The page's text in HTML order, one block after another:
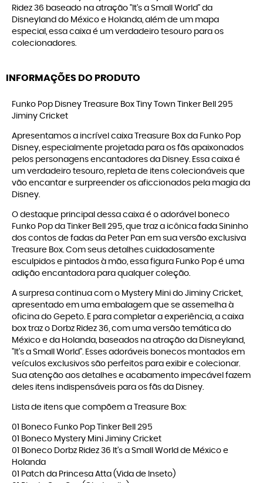
Ridez 36 baseado na atração "It's a Small World" da
Disneyland do México e Holanda, além de um mapa
especial, essa caixa é um verdadeiro tesouro para os
colecionadores.
INFORMAÇÕES DO PRODUTO
Funko Pop Disney Treasure Box Tiny Town Tinker Bell 295
Jiminy Cricket
Apresentamos a incrível caixa Treasure Box da Funko Pop
Disney, especialmente projetada para os fãs apaixonados
pelos personagens encantadores da Disney. Essa caixa é
um verdadeiro tesouro, repleta de itens colecionáveis que
vão encantar e surpreender os aficcionados pela magia da
Disney.
O destaque principal dessa caixa é o adorável boneco
Funko Pop da Tinker Bell 295, que traz a icônica fada Sininho
dos contos de fadas da Peter Pan em sua versão exclusiva
Treasure Box. Com seus detalhes cuidadosamente
esculpidos e pintados à mão, essa figura Funko Pop é uma
adição encantadora para qualquer coleção.
A surpresa continua com o Mystery Mini do Jiminy Cricket,
apresentado em uma embalagem que se assemelha à
oficina do Gepeto. E para completar a experiência, a caixa
box traz o Dorbz Ridez 36, com uma versão temática do
México e da Holanda, baseados na atração da Disneyland,
"It's a Small World". Esses adoráveis bonecos montados em
veículos exclusivos são perfeitos para exibir e colecionar.
Sua atenção aos detalhes e acabamento impecável fazem
deles itens indispensáveis para os fãs da Disney.
Lista de itens que compõem a Treasure Box:
01 Boneco Funko Pop Tinker Bell 295
01 Boneco Mystery Mini Jiminy Cricket
01 Boneco Dorbz Ridez 36 It's a Small World de México e
Holanda
01 Patch da Princesa Atta (Vida de Inseto)